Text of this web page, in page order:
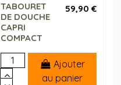
TABOURET
DE DOUCHE
CAPRI
COMPACT
59,90 €
Ajouter
au panier